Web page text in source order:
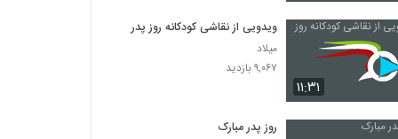
۱۱:۳۱
ویدویی از نقاشی کودکانه روز پدر
میلاد
۹,۰۶۷ بازدید
روز پدر مبارک